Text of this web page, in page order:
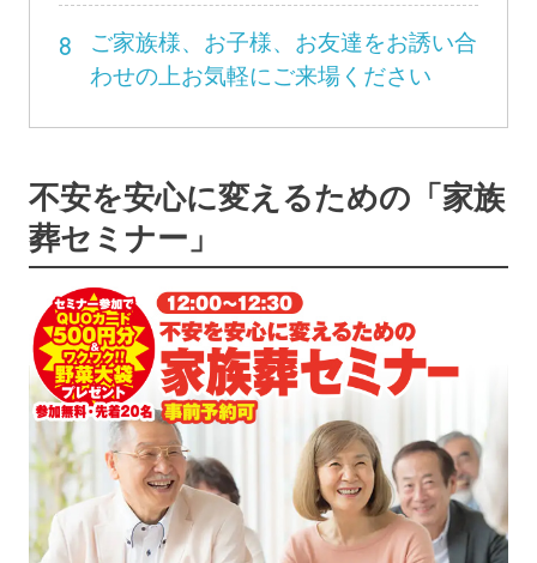
8
ご家族様、お子様、お友達をお誘い合
わせの上お気軽にご来場ください
不安を安心に変えるための「家族
葬セミナー」